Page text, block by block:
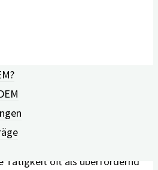
Freizeit oder das Gefühl
Angehörige, die zum Beispiel
ihrem häuslichen Umfeld
Tätigkeit oft als überfordernd